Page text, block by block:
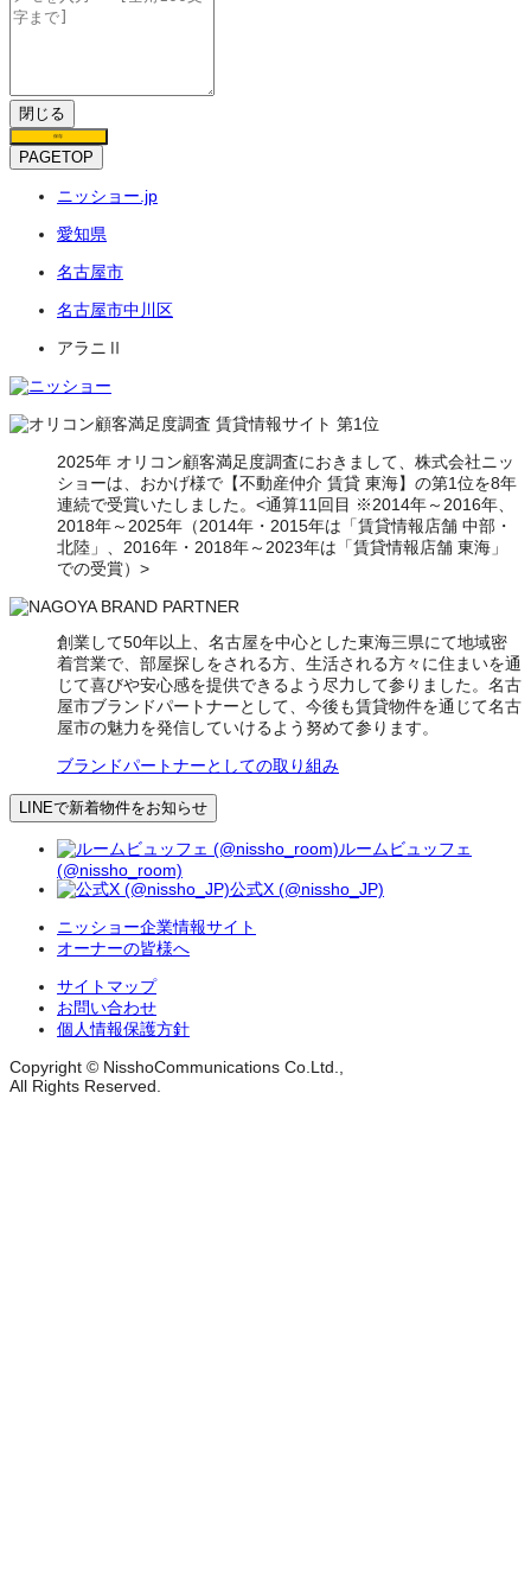
閉じる
保存
PAGETOP
ニッショー.jp
愛知県
名古屋市
名古屋市中川区
アラニⅡ
2025年 オリコン顧客満足度調査におきまして、株式会社ニッ
ショーは、おかげ様で【不動産仲介 賃貸 東海】の第1位を8年
連続で受賞いたしました。<通算11回目 ※2014年～2016年、
2018年～2025年（2014年・2015年は「賃貸情報店舗 中部・
北陸」、2016年・2018年～2023年は「賃貸情報店舗 東海」
での受賞）>
創業して50年以上、名古屋を中心とした東海三県にて地域密
着営業で、部屋探しをされる方、生活される方々に住まいを通
じて喜びや安心感を提供できるよう尽力して参りました。名古
屋市ブランドパートナーとして、今後も賃貸物件を通じて名古
屋市の魅力を発信していけるよう努めて参ります。
ブランドパートナーとしての取り組み
LINEで新着物件をお知らせ
ルームビュッフェ
(@nissho_room)
公式X (@nissho_JP)
ニッショー企業情報サイト
オーナーの皆様へ
サイトマップ
お問い合わせ
個人情報保護方針
Copyright © NisshoCommunications Co.Ltd.,
All Rights Reserved.